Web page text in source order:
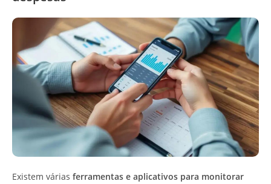
Existem várias ferramentas e aplicativos para monitorar